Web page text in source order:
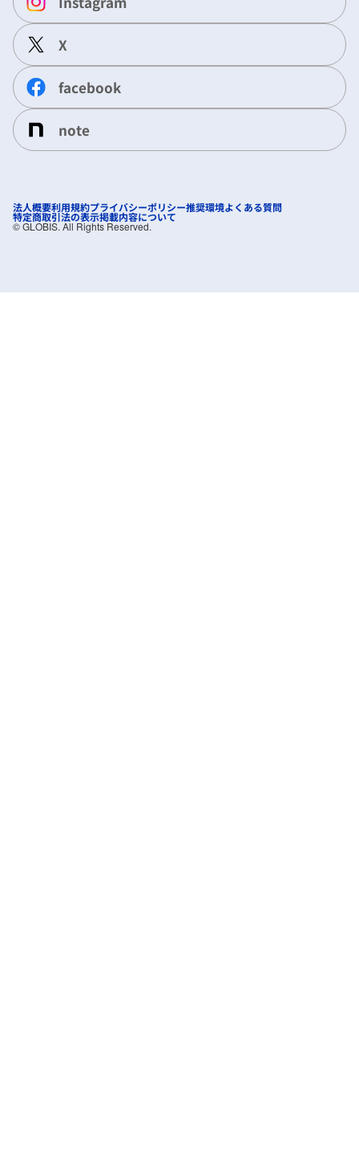
X
facebook
note
法人概要利用規約プライバシーポリシー推奨環境よくある質問
特定商取引法の表示掲載内容について
©︎ GLOBIS. All Rights Reserved.